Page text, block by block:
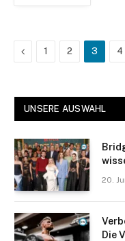
Previous
1 2 3 4
UNSERE AUSWAHL
20.
Die